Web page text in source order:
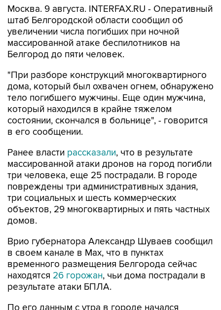
Москва. 9 августа. INTERFAX.RU - Оперативный
штаб Белгородской области сообщил об
увеличении числа погибших при ночной
массированной атаке беспилотников на
Белгород до пяти человек.
"При разборе конструкций многоквартирного
дома, который был охвачен огнем, обнаружено
тело погибшего мужчины. Еще один мужчина,
который находился в крайне тяжелом
состоянии, скончался в больнице", - говорится
в его сообщении.
Ранее власти рассказали, что в результате
массированной атаки дронов на город погибли
три человека, еще 25 пострадали. В городе
повреждены три административных здания,
три социальных и шесть коммерческих
объектов, 29 многоквартирных и пять частных
домов.
Врио губернатора Александр Шуваев сообщил
в своем канале в Мах, что в пунктах
временного размещения Белгорода сейчас
находятся 26 горожан, чьи дома пострадали в
результате атаки БПЛА.